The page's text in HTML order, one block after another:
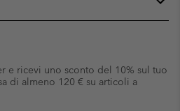
e ricevi uno sconto del 10% sul tuo
di almeno 120 € su articoli a